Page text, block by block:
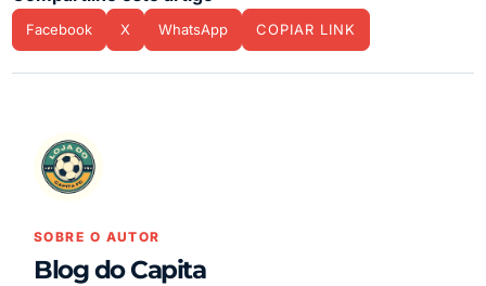
Facebook X WhatsApp COPIAR LINK
SOBRE O AUTOR
Blog do Capita